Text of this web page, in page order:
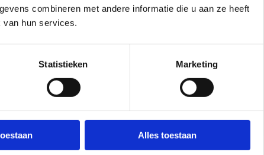
combineren met andere informatie die u aan ze heeft
van hun services.
Statistieken Marketing
Alles toestaan
gebruik van marketing cookies. Klik in onderstaande knop
toestaan'.